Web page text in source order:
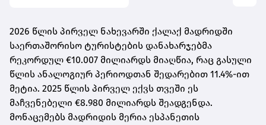
2026 წლის პირველ ნახევარში ქალაქ მადრიდში
საერთაშორისო ტურისტების დანახარჯებმა
რეკორდულ €10.007 მილიარდს მიაღწია, რაც გასული
წლის ანალოგიურ პერიოდთან შედარებით 11.4%-ით
მეტია. 2025 წლის პირველ ექვს თვეში ეს
მაჩვენებელი €8.980 მილიარდს შეადგენდა.
მონაცემებს მადრიდის მერია ესპანეთის